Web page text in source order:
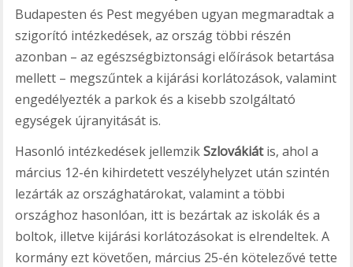
Budapesten és Pest megyében ugyan megmaradtak a
szigorító intézkedések, az ország többi részén
azonban – az egészségbiztonsági előírások betartása
mellett – megszűntek a kijárási korlátozások, valamint
engedélyezték a parkok és a kisebb szolgáltató
egységek újranyitását is.
Hasonló intézkedések jellemzikSzlovákiátis, ahol a
március 12-én kihirdetett veszélyhelyzet után szintén
lezárták az országhatárokat, valamint a többi
országhoz hasonlóan, itt is bezártak az iskolák és a
boltok, illetve kijárási korlátozásokat is elrendeltek. A
kormány ezt követően, március 25-én kötelezővé tette